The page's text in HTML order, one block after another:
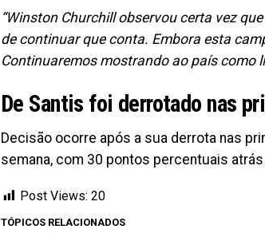
“Winston Churchill observou certa vez
de continuar que conta. Embora esta
Continuaremos mostrando ao país como
De Santis foi derrotado nas
Decisão ocorre após a sua derrota nas
semana, com 30 pontos percentuais
Post Views: 20
TÓPICOS RELACIONADOS